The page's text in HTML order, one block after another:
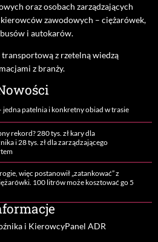
oraz osobach zarządzających
zawodowych – ciężarówek,
i autokarów.
z rzetelną wiedzą
z branży.
jedna patelnia i konkretny obiad w trasie
rekord? 280 tys. zł kary dla
i 28 tys. zł dla zarządzającego
więc postanowił „zatankować” z
100 litrów może kosztować go 5
i KierowcyPanel ADR